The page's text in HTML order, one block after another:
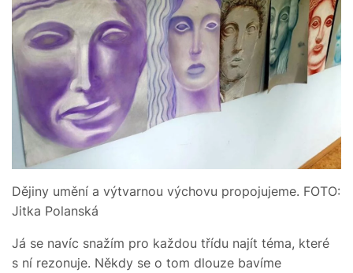
Dějiny umění a výtvarnou výchovu propojujeme. FOTO:
Jitka Polanská
Já se navíc snažím pro každou třídu najít téma, které
s ní rezonuje. Někdy se o tom dlouze bavíme